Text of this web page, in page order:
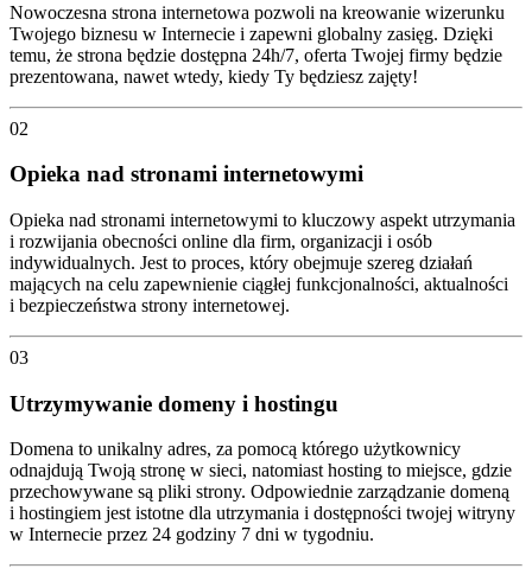
Nowoczesna strona internetowa pozwoli na kreowanie wizerunku
Twojego biznesu w Internecie i zapewni globalny zasięg. Dzięki
temu, że strona będzie dostępna 24h/7, oferta Twojej firmy będzie
prezentowana, nawet wtedy, kiedy Ty będziesz zajęty!
02
Opieka nad stronami internetowymi
Opieka nad stronami internetowymi to kluczowy aspekt utrzymania
i rozwijania obecności online dla firm, organizacji i osób
indywidualnych. Jest to proces, który obejmuje szereg działań
mających na celu zapewnienie ciągłej funkcjonalności, aktualności
i bezpieczeństwa strony internetowej.
03
Utrzymywanie domeny i hostingu
Domena to unikalny adres, za pomocą którego użytkownicy
odnajdują Twoją stronę w sieci, natomiast hosting to miejsce, gdzie
przechowywane są pliki strony. Odpowiednie zarządzanie domeną
i hostingiem jest istotne dla utrzymania i dostępności twojej witryny
w Internecie przez 24 godziny 7 dni w tygodniu.